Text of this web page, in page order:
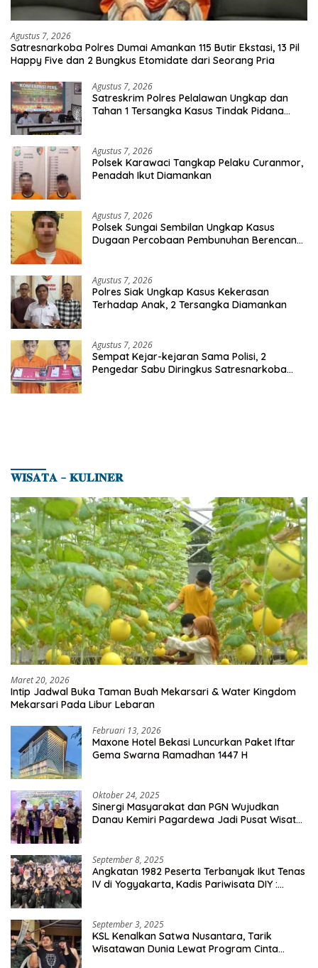
Agustus 7, 2026
Satresnarkoba Polres Dumai Amankan 115 Butir Ekstasi, 13 Pil
Happy Five dan 2 Bungkus Etomidate dari Seorang Pria
Agustus 7, 2026
Satreskrim Polres Pelalawan Ungkap dan
Tahan 1 Tersangka Kasus Tindak Pidana
Agustus 7, 2026
Polsek Karawaci Tangkap Pelaku Curanmor,
Penadah Ikut Diamankan
Agustus 7, 2026
Polsek Sungai Sembilan Ungkap Kasus
Dugaan Percobaan Pembunuhan Berencana,
Agustus 7, 2026
Polres Siak Ungkap Kasus Kekerasan
Terhadap Anak, 2 Tersangka Diamankan
Agustus 7, 2026
Sempat Kejar-kejaran Sama Polisi, 2
Pengedar Sabu Diringkus Satresnarkoba
𝐖𝐈𝐒𝐀𝐓𝐀 – 𝐊𝐔𝐋𝐈𝐍𝐄𝐑
Maret 20, 2026
Intip Jadwal Buka Taman Buah Mekarsari & Water Kingdom
Mekarsari Pada Libur Lebaran
Februari 13, 2026
Maxone Hotel Bekasi Luncurkan Paket Iftar
Gema Swarna Ramadhan 1447 H
Oktober 24, 2025
Sinergi Masyarakat dan PGN Wujudkan
Danau Kemiri Pagardewa Jadi Pusat Wisata
September 8, 2025
Angkatan 1982 Peserta Terbanyak Ikut Tenas
IV di Yogyakarta, Kadis Pariwisata DIY :
September 3, 2025
KSL Kenalkan Satwa Nusantara, Tarik
Wisatawan Dunia Lewat Program Cinta